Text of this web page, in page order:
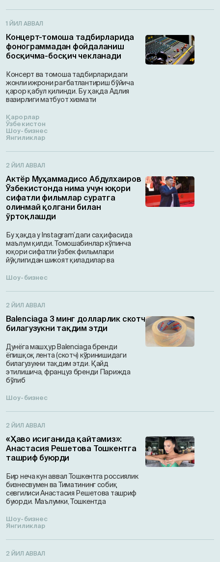
1 ЙИЛ АВВАЛ
Концерт-томоша тадбирларида
фонограммадан фойдаланиш
босқичма-босқич чекланади
Консерт ва томоша тадбирларидаги
жонли ижрони рағбатлантириш бўйича
қарор қабул қилинди. Бу ҳақда Адлия
вазирлиги матбуот хизмати
Қарорлар
Ўзбекистон
Шоу-бизнес
Янгиликлар
2 ЙИЛ АВВАЛ
Актёр Муҳаммадисо Абдулхаиров
Ўзбекистонда нима учун юқори
сифатли фильмлар суратга
олинмай қолгани билан
ўртоқлашди
Бу ҳақда у Instagram’даги саҳифасида
маълум қилди. Томошабинлар кўпинча
юқори сифатли ўзбек фильмлари
йўқлигидан шикоят қиладилар ва
Шоу-бизнес
2 ЙИЛ АВВАЛ
Balenciaga 3 минг долларлик скотч
билагузукни тақдим этди
Дунёга машҳур Balenciaga бренди
ёпишқоқ лента (скотч) кўринишидаги
билагузукни тақдим этди. Қайд
этилишича, француз бренди Парижда
бўлиб
Шоу-бизнес
2 ЙИЛ АВВАЛ
«Ҳаво исиганида қайтамиз»:
Анастасия Решетова Тошкентга
ташриф буюрди
Бир неча кун аввал Тошкентга россиялик
бизнесвумен ва Тиматининг собиқ
севгилиси Анастасия Решетова ташриф
буюрди. Маълумки, Тошкентда
Шоу-бизнес
Янгиликлар
2 ЙИЛ АВВАЛ